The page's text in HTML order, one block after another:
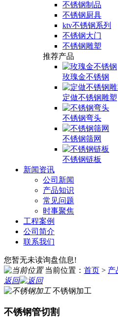
不锈钢制品
不锈钢厨具
ktv不锈钢系列
不锈钢大门
不锈钢雕塑
推荐产品
玫瑰金不锈钢
定做不锈钢雕塑
不锈钢弯头
不锈钢筛网
不锈钢链板
新闻资讯
公司新闻
产品知识
常见问题
时事聚焦
工程案例
公司简介
联系我们
您暂无未读询盘信息!
当前位置： 首页 > 产
返回
不锈钢加工
不锈钢管切割